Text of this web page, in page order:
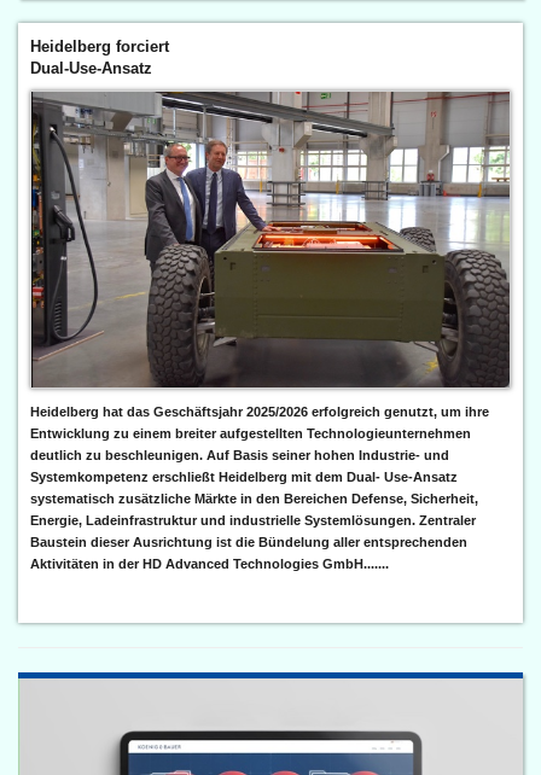
Heidelberg forciert
Dual-Use-Ansatz
Heidelberg hat das Geschäftsjahr 2025/2026 erfolgreich genutzt, um ihre
Entwicklung zu einem breiter aufgestellten Technologieunternehmen
deutlich zu beschleunigen. Auf Basis seiner hohen Industrie- und
Systemkompetenz erschließt Heidelberg mit dem Dual- Use-Ansatz
systematisch zusätzliche Märkte in den Bereichen Defense, Sicherheit,
Energie, Ladeinfrastruktur und industrielle Systemlösungen. Zentraler
Baustein dieser Ausrichtung ist die Bündelung aller entsprechenden
Aktivitäten in der HD Advanced Technologies GmbH.......